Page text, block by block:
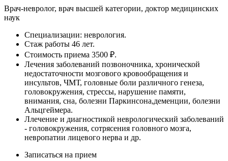
Врач-невролог, врач высшей категории, доктор медицинских
наук
Специализации: неврология.
Стаж работы 46 лет.
Стоимость приема 3500 ₽.
Лечения заболеваний позвоночника, хронической
недостаточности мозгового кровообращения и
инсультов, ЧМТ, головные боли различного генеза,
головокружения, стрессы, нарушение памяти,
внимания, сна, болезни Паркинсона,деменции, болезни
Альцгеймера.
Ллечение и диагностикой неврологический заболеваний
- головокружения, сотрясения головного мозга,
невропатии лицевого нерва и др.
Записаться на прием